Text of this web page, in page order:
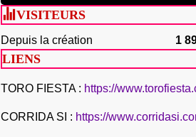
VISITEURS
Depuis la création 1
LIENS
TORO FIESTA : https://
CORRIDA SI : https://